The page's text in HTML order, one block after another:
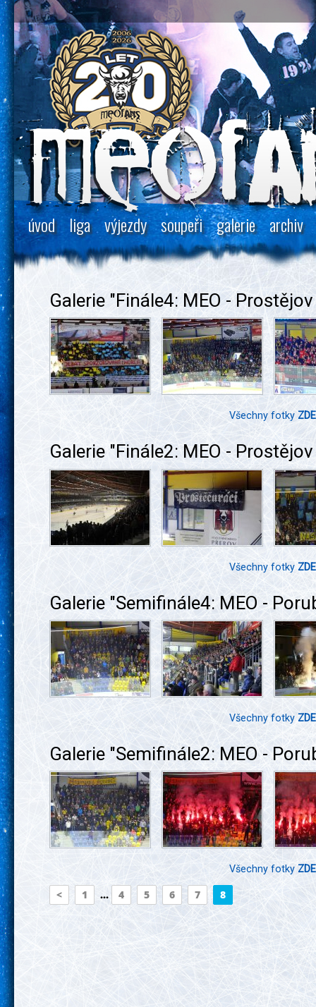
úvod liga výjezdy soupeři galerie archiv
Galerie "Finále4: MEO -
Všechny fotky ZDE
Galerie "Finále2: MEO -
Všechny fotky ZDE
Galerie "Semifinále4: MEO -
Všechny fotky ZDE
Galerie "Semifinále2: MEO -
Všechny fotky ZDE
< 1 ... 4 5 6 7 8